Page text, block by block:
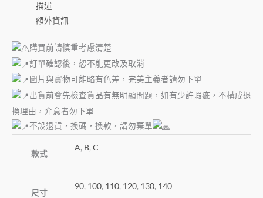
描述
額外資訊
購買前請慎重考慮清楚
訂單確認後，恕不能更改及取消
圖片與實物可能略有色差，完美主義者請勿下單
出貨前會先檢查貨品有無明顯問題，如有少許瑕疵，不構成退
換理由，介意者勿下單
不設退貨，換碼，換款，請勿棄單
款式
A, B, C
尺寸
90, 100, 110, 120, 130, 140